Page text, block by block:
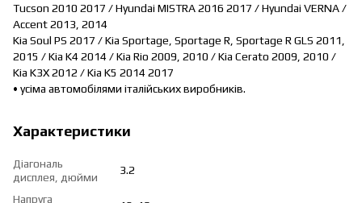
Tucson 2010 2017 / Hyundai MISTRA 2016 2017 / Hyundai VERNA /
Accent 2013, 2014
Kia Soul PS 2017 / Kia Sportage, Sportage R, Sportage R GLS 2011,
2015 / Kia K4 2014 / Kia Rio 2009, 2010 / Kia Cerato 2009, 2010 /
Kia K3X 2012 / Kia K5 2014 2017
• усіма автомобілями італійських виробників.
Характеристики
Діагональ
дисплея, дюйми
3.2
Напруга